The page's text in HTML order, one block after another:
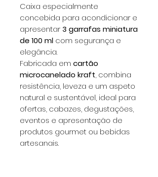
Caixa especialmente
concebida para acondicionar e
apresentar 3 garrafas miniatura
de 100 ml com segurança e
elegância.
Fabricada em cartão
microcanelado kraft, combina
resistência, leveza e um aspeto
natural e sustentável, ideal para
ofertas, cabazes, degustações,
eventos e apresentação de
produtos gourmet ou bebidas
artesanais.